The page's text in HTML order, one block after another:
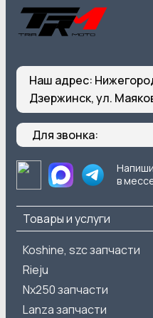
Наш адрес:
Дзержинск, ул.
Для звонка:
в
Товары и услуги
Koshine, szc запчасти
Rieju
Nx250 запчасти
Lanza запчасти